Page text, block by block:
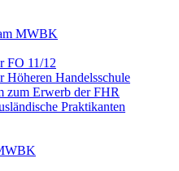
MWBK
FO 11/12
Höheren Handelsschule
zum Erwerb der FHR
Praktikanten